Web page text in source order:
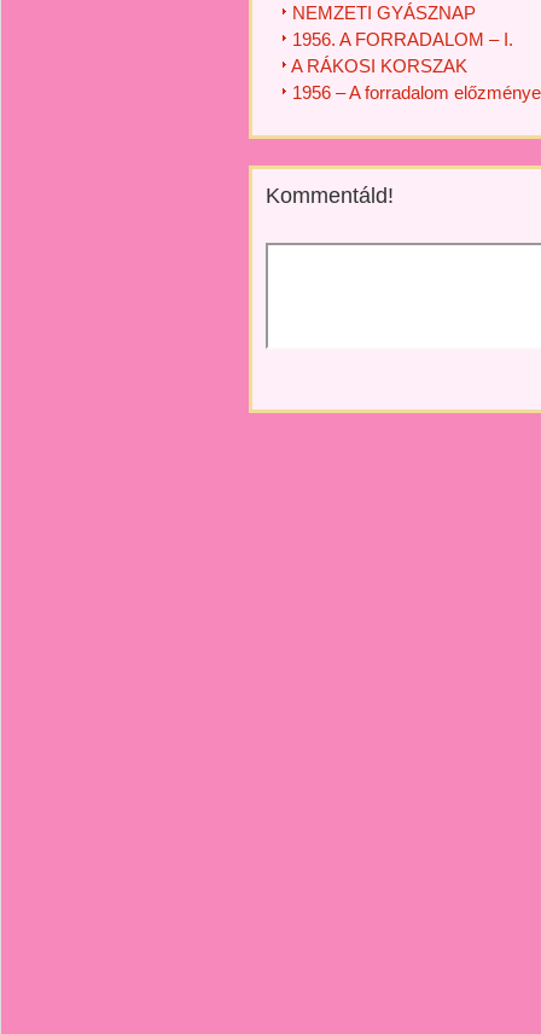
NEMZETI GYÁSZNAP
1956. A FORRADALOM – I.
A RÁKOSI KORSZAK
1956 – A forradalom
Kommentáld!